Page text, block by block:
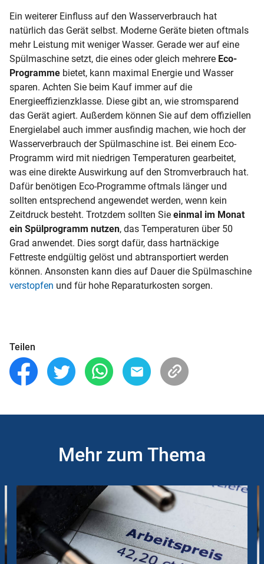
Ein weiterer Einfluss auf den Wasserverbrauch hat
natürlich das Gerät selbst. Moderne Geräte bieten oftmals
mehr Leistung mit weniger Wasser. Gerade wer auf eine
Spülmaschine setzt, die eines oder gleich mehrere Eco-
Programme bietet, kann maximal Energie und Wasser
sparen. Achten Sie beim Kauf immer auf die
Energieeffizienzklasse. Diese gibt an, wie stromsparend
das Gerät agiert. Außerdem können Sie auf dem offiziellen
Energielabel auch immer ausfindig machen, wie hoch der
Wasserverbrauch der Spülmaschine ist. Bei einem Eco-
Programm wird mit niedrigen Temperaturen gearbeitet,
was eine direkte Auswirkung auf den Stromverbrauch hat.
Dafür benötigen Eco-Programme oftmals länger und
sollten entsprechend angewendet werden, wenn kein
Zeitdruck besteht. Trotzdem sollten Sie einmal im Monat
ein Spülprogramm nutzen, das Temperaturen über 50
Grad anwendet. Dies sorgt dafür, dass hartnäckige
Fettreste endgültig gelöst und abtransportiert werden
können. Ansonsten kann dies auf Dauer die Spülmaschine
verstopfen und für hohe Reparaturkosten sorgen.
Teilen
Mehr zum Thema
Instructions